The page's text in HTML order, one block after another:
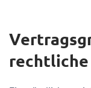
rechtliche